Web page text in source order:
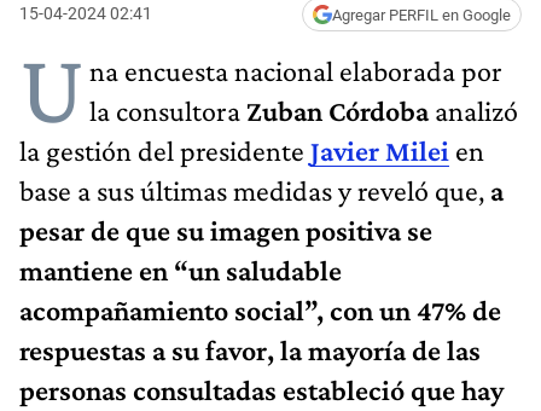
15-04-2024 02:41 Agregar PERFIL en Google
U na encuesta nacional elaborada por
la consultora Zuban Córdobaanalizó
la gestión del presidente Javier Milei en
base a sus últimas medidas y reveló que, a
pesar de que su imagen positiva se
mantiene en “un saludable
acompañamiento social”, con un 47% de
respuestas a su favor, la mayoría de las
personas consultadas estableció que hay